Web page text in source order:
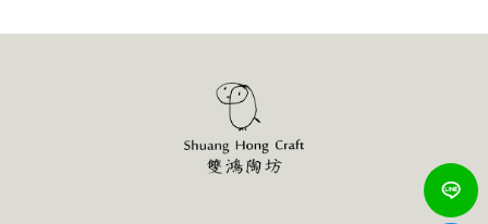
使用後會隨著時間表面有可能產生自然痕跡，增添作